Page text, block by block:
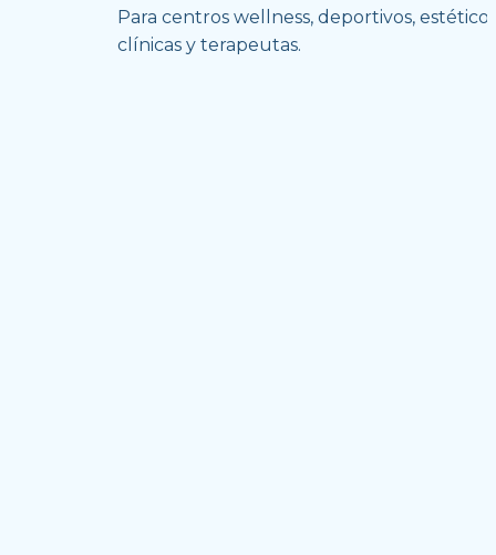
Para centros wellness, deportivos,
clínicas y terapeutas.